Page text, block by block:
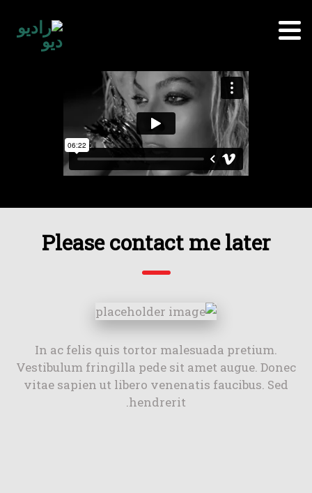
Please contact me later
In ac felis quis tortor malesuada pretium.
Vestibulum fringilla pede sit amet augue. Donec
vitae sapien ut libero venenatis faucibus. Sed
hendrerit.